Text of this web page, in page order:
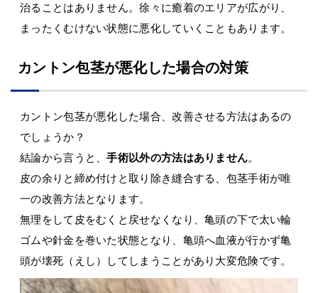
治ることはありません。徐々に癒着のエリアが広がり、
まったくむけない状態に悪化していくこともあります。
カントン包茎が悪化した場合の対策
カントン包茎が悪化した場合、改善させる方法はあるの
でしょうか？
結論から言うと、手術以外の方法はありません。
皮の余りと締め付けと取り除き縫合する、包茎手術が唯
一の改善方法となります。
無理をして皮をむくと戻せなくなり、亀頭の下で太い輪
ゴムや針金を巻いた状態となり、亀頭へ血液が行かず亀
頭が壊死（えし）してしまうことがあり大変危険です。